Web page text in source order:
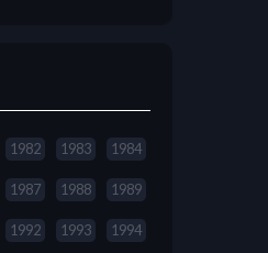
1982 1983 1984
1987 1988 1989
1992 1993 1994